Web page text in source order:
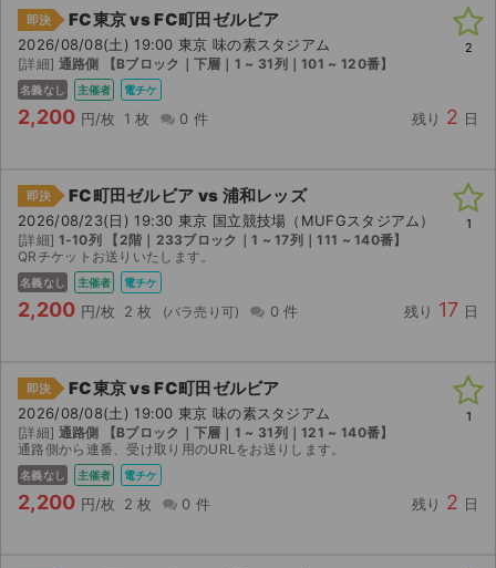
即決 FC東京 vs FC町田ゼルビア
2026/08/08(土) 19:00 東京 味の素スタジアム
[詳細] 通路側 【Bブロック｜下層｜1 ~ 31列｜101 ~ 120番】
名義なし 主催者 電チケ
2,200 円/枚 1 枚 0 件 残り 2 日
2
即決 FC町田ゼルビア vs 浦和レッズ
2026/08/23(日) 19:30 東京 国立競技場（MUFGスタジアム）
[詳細] 1-10列 【2階｜233ブロック｜1 ~ 17列｜111 ~ 140番】
QRチケットお送りいたします。
名義なし 主催者 電チケ
2,200 円/枚 2 枚 0 件 残り 17 日
1
即決 FC東京 vs FC町田ゼルビア
2026/08/08(土) 19:00 東京 味の素スタジアム
[詳細] 通路側 【Bブロック｜下層｜1 ~ 31列｜121 ~ 140番】
通路側から連番、受け取り用のURLをお送りします。
名義なし 主催者 電チケ
2,200 円/枚 2 枚 0 件 残り 2 日
1